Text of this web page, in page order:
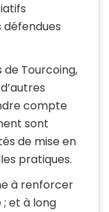
défendues
de Tourcoing,
compte
sont
de mise en
pratiques.
à renforcer
; et à long